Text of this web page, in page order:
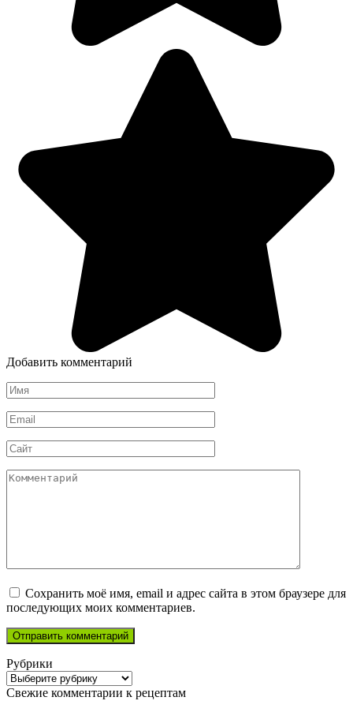
Добавить комментарий
Имя
*
Email
*
Сайт
Комментарий
Сохранить моё имя, email и адрес сайта в этом браузере для
последующих моих комментариев.
Рубрики
Рубрики
Свежие комментарии к рецептам